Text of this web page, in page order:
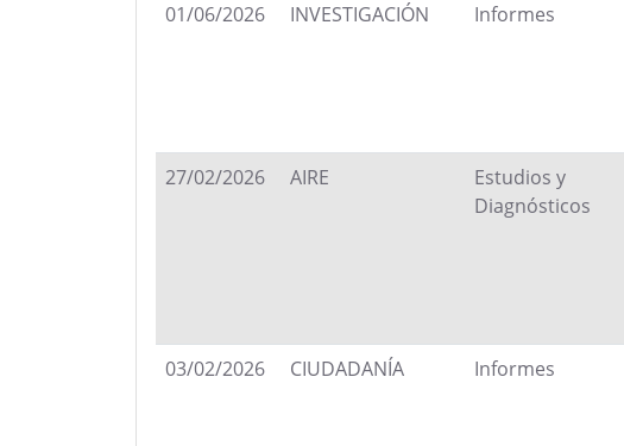
01/06/2026 INVESTIGACIÓN Informes
27/02/2026 AIRE
Estudios y
Diagnósticos
03/02/2026 CIUDADANÍA Informes